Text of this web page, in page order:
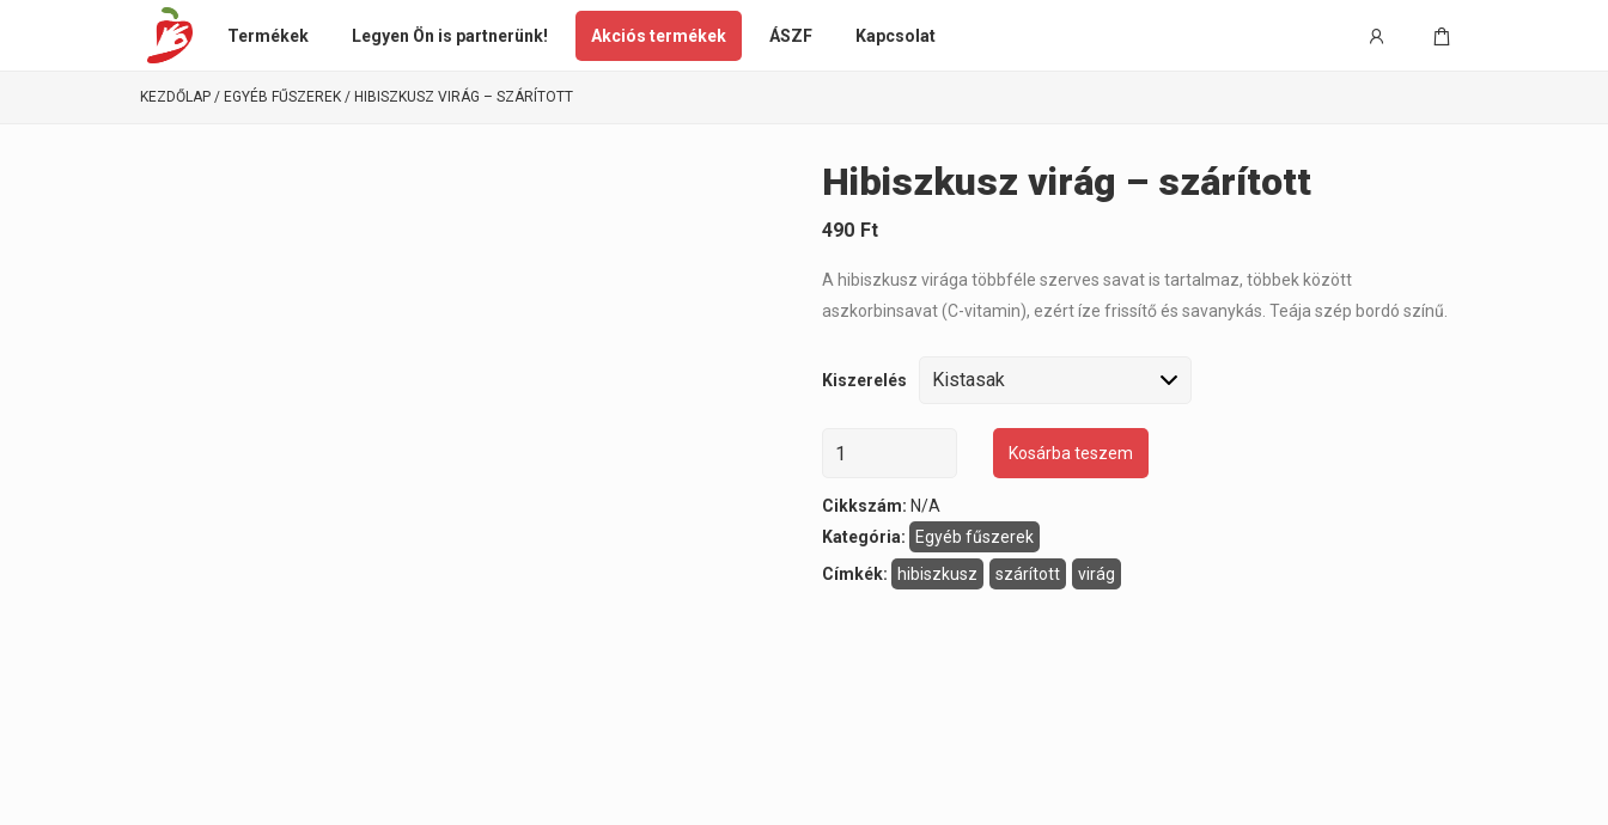
Termékek Legyen Ön is partnerünk! Akciós termékek ÁSZF Kapcsolat
KEZDŐLAP / EGYÉB FŰSZEREK / HIBISZKUSZ VIRÁG – SZÁRÍTOTT
Hibiszkusz virág – szárított
490 Ft
A hibiszkusz virága többféle szerves savat is tartalmaz, többek között
aszkorbinsavat (C-vitamin), ezért íze frissítő és savanykás. Teája szép bordó színű.
Kiszerelés
Kosárba teszem
Cikkszám: N/A
Kategória:
Egyéb fűszerek
Címkék:
hibiszkusz szárított virág